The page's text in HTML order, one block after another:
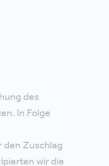
des
In Folge
den Zuschlag
wir die